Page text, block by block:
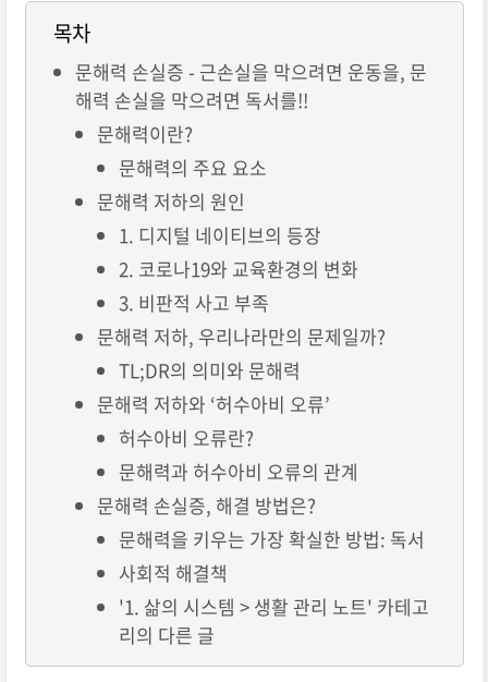
목차
문해력 손실증 - 근손실을 막으려면 운동을, 문
해력 손실을 막으려면 독서를!!
문해력이란?
문해력의 주요 요소
문해력 저하의 원인
1. 디지털 네이티브의 등장
2. 코로나19와 교육환경의 변화
3. 비판적 사고 부족
문해력 저하, 우리나라만의 문제일까?
TL;DR의 의미와 문해력
문해력 저하와 ‘허수아비 오류’
허수아비 오류란?
문해력과 허수아비 오류의 관계
문해력 손실증, 해결 방법은?
문해력을 키우는 가장 확실한 방법: 독서
사회적 해결책
'1. 삶의 시스템 > 생활 관리 노트' 카테고
리의 다른 글